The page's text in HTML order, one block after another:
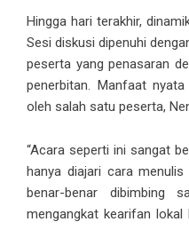
Hingga hari terakhir,
Sesi diskusi dipenuhi
peserta yang penasaran
penerbitan. Manfaat
oleh salah satu peserta,
“Acara seperti ini sangat
hanya diajari cara
benar-benar dibimbing
mengangkat kearifan